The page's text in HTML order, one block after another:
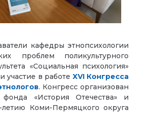
кафедры этнопсихологии
проблем поликультурного
«Социальная психология»
в работе XVI Конгресса
. Конгресс организован
«История Отечества» и
Коми-Пермяцкого округа